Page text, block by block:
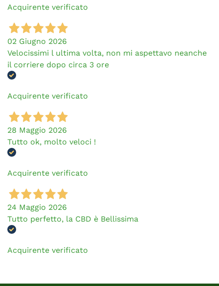
Acquirente verificato
02 Giugno 2026
Velocissimi l ultima volta, non mi aspettavo neanche
il corriere dopo circa 3 ore
Acquirente verificato
28 Maggio 2026
Tutto ok, molto veloci !
Acquirente verificato
24 Maggio 2026
Tutto perfetto, la CBD è Bellissima
Acquirente verificato